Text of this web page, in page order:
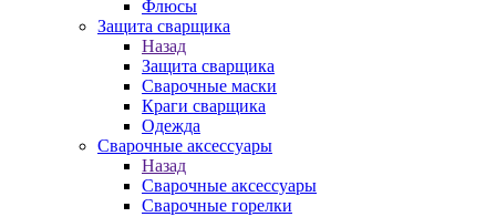
Флюсы
Защита сварщика
Назад
Защита сварщика
Сварочные маски
Краги сварщика
Одежда
Сварочные аксессуары
Назад
Сварочные аксессуары
Сварочные горелки